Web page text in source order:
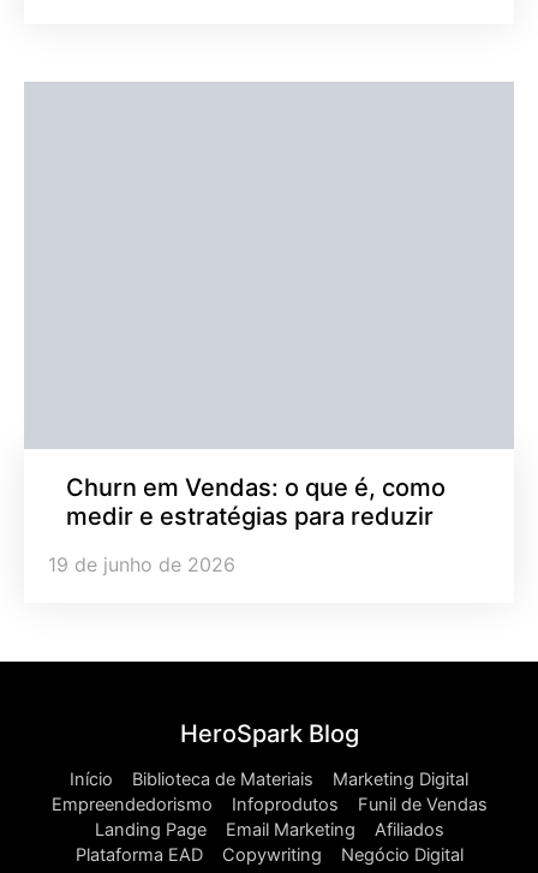
Churn em Vendas: o que é, como
medir e estratégias para reduzir
19 de junho de 2026
Início Biblioteca de Materiais
Marketing Digital
Empreendedorismo
Infoprodutos
Funil de Vendas
Landing Page
Email Marketing
Afiliados
Plataforma EAD
Copywriting Negócio Digital
HeroSpark Blog